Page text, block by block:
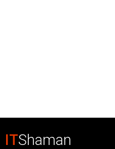
ITShaman